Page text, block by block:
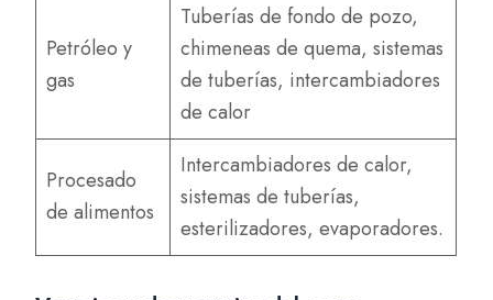
Petróleo y
gas
Tuberías de fondo de pozo,
chimeneas de quema, sistemas
de tuberías, intercambiadores
de calor
Procesado
de alimentos
Intercambiadores de calor,
sistemas de tuberías,
esterilizadores, evaporadores.